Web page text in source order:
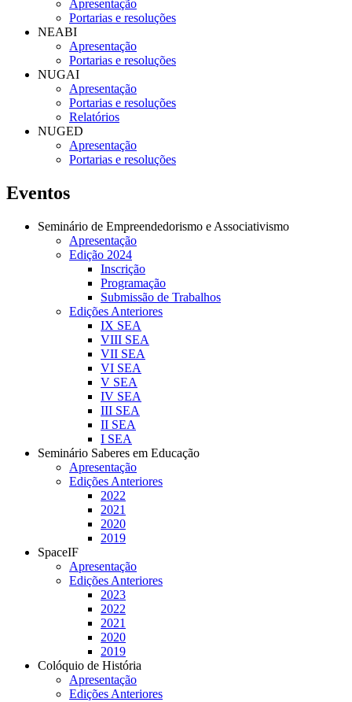
Apresentação
Portarias e resoluções
NEABI
Apresentação
Portarias e resoluções
NUGAI
Apresentação
Portarias e resoluções
Relatórios
NUGED
Apresentação
Portarias e resoluções
Eventos
Seminário de Empreendedorismo e Associativismo
Apresentação
Edição 2024
Inscrição
Programação
Submissão de Trabalhos
Edições Anteriores
IX SEA
VIII SEA
VII SEA
VI SEA
V SEA
IV SEA
III SEA
II SEA
I SEA
Seminário Saberes em Educação
Apresentação
Edições Anteriores
2022
2021
2020
2019
SpaceIF
Apresentação
Edições Anteriores
2023
2022
2021
2020
2019
Colóquio de História
Apresentação
Edições Anteriores